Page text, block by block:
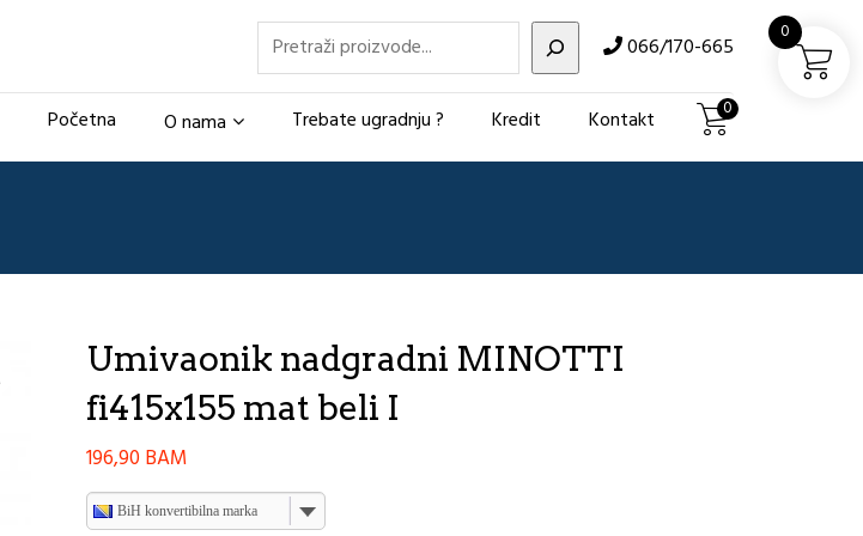
Pretraži 066/170-665
Početna O nama Trebate ugradnju ? Kredit Kontakt 0
Umivaonik nadgradni MINOTTI
fi415x155 mat beli I
196,90 BAM
BiH konvertibilna marka
0